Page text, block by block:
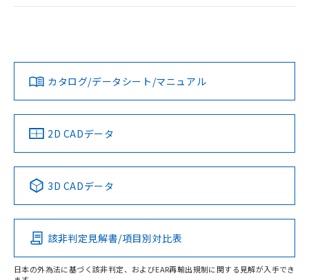
ログイン/会員登録
ダウンロードデータをご利用いただく前に、以下を必ずお読
みください。
ソフトウェアの使用条件
EU RoHS 注意事項・凡例
対応済み
中国 RoHS 注意事項・凡例
Pb Hg Cd Cr(VI)
O
LR型式承認
（イギリス
船舶規格）
DNV型式承認
（ノルウェー
BV型式承認
（フランス
KR型式
（韓国
No No No No
この製品の規格認証/適合状況ページへ
その他の認証はこちらのページからご検索ください
カタログ/データシート/マニュアル
2D CADデータ
3D CADデータ
該非判定見解書/項目別対比表
日本の外為法に基づく該非判定、およびEAR再輸出規制に関する見解が入手でき